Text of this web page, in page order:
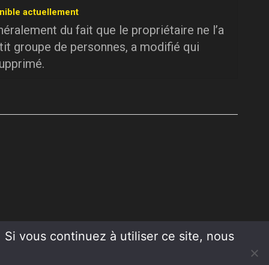
actuellement
du fait que le propriétaire ne l’a
groupe de personnes, a modifié qui
vous continuez à utiliser ce site, nous